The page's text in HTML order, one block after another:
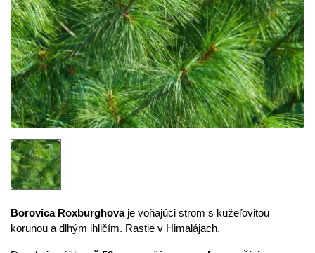
Borovica Roxburghovaje voňajúci strom s kužeľovitou
korunou a dlhým ihličím. Rastie v Himalájach.